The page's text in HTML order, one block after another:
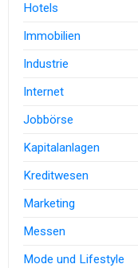
Hotels
Immobilien
Industrie
Internet
Jobbörse
Kapitalanlagen
Kreditwesen
Marketing
Messen
Mode und Lifestyle